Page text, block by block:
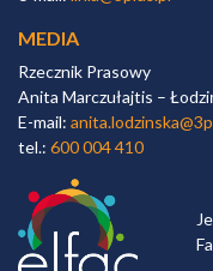
MEDIA
Rzecznik Prasowy
Anita Marczułajtis –
E-mail:
tel.: 600 004 410